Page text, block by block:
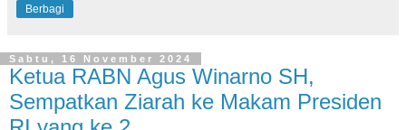
Berbagi
Sabtu, 16 November 2024
Ketua RABN Agus Winarno SH,
Sempatkan Ziarah ke Makam Presiden